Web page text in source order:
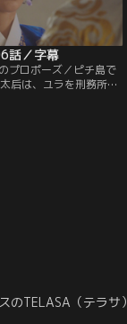
話／字幕
プロポーズ／ピチ島で
后は、ユラを刑務所に
ニーと結婚しろとヒョ
ョン・ベクホに助けら
のTELASA（テラサ）